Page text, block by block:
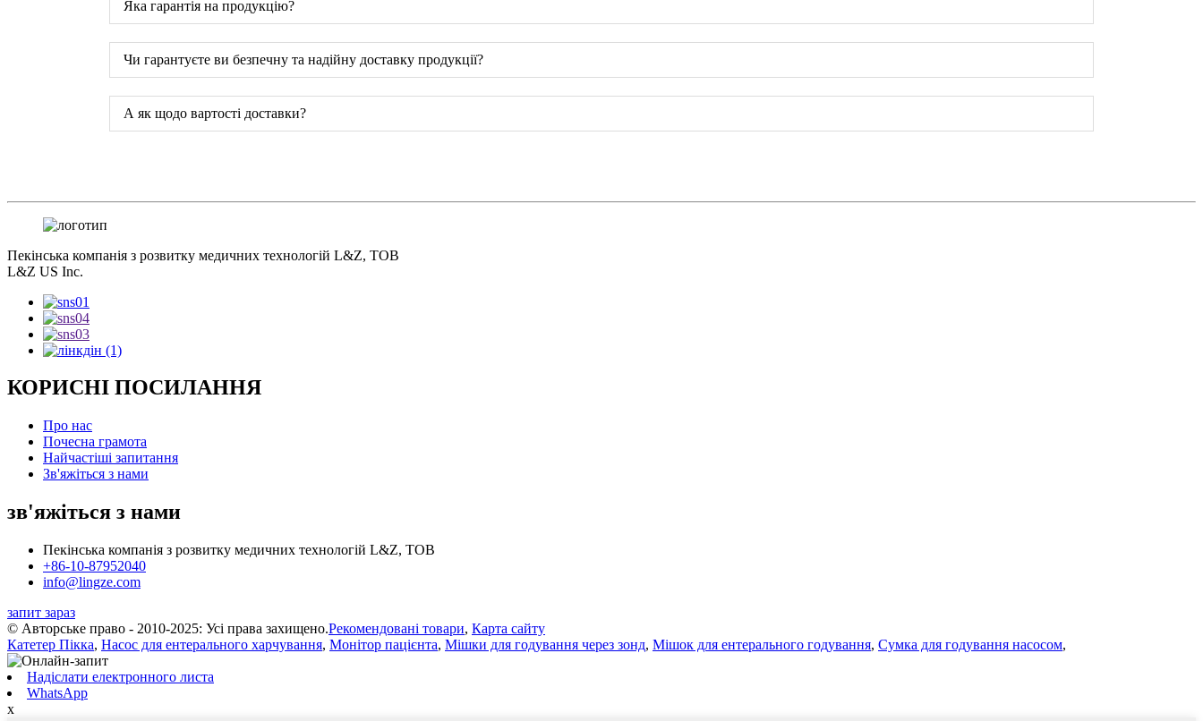
Яка гарантія на продукцію?
Чи гарантуєте ви безпечну та надійну доставку продукції?
А як щодо вартості доставки?
Пекінська компанія з розвитку медичних технологій L&Z, ТОВ
L&Z US Inc.
КОРИСНІ ПОСИЛАННЯ
Про нас
Почесна грамота
Найчастіші запитання
Зв'яжіться з нами
зв'яжіться з нами
Пекінська компанія з розвитку медичних технологій L&Z, ТОВ
+86-10-87952040
info@lingze.com
запит зараз
© Авторське право - 2010-2025: Усі права захищено.Рекомендовані товари, Карта сайту
Катетер Пікка, Насос для ентерального харчування, Монітор пацієнта, Мішки для годування через зонд, Мішок для ентерального годування, Сумка для годування насосом,
Надіслати електронного листа
WhatsApp
x